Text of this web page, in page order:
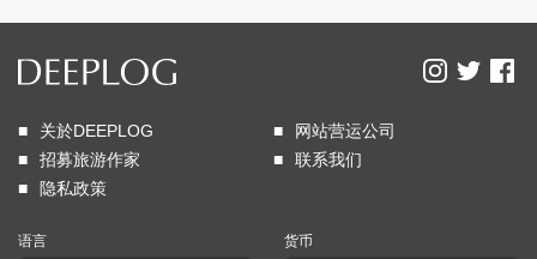
关於DEEPLOG
网站营运公司
招募旅游作家
联系我们
隐私政策
语言 货币